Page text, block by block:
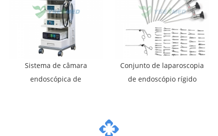
Sistema de câmara
endoscópica de
Conjunto de laparoscopia
de endoscópio rígido